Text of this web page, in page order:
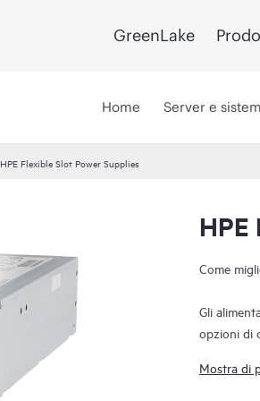
GreenLake
Home Server e
HPE Flexible Slot Power Supplies
HPE
Come
Gli
opzioni di
dei
Mostra di